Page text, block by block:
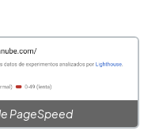
PageSpeed